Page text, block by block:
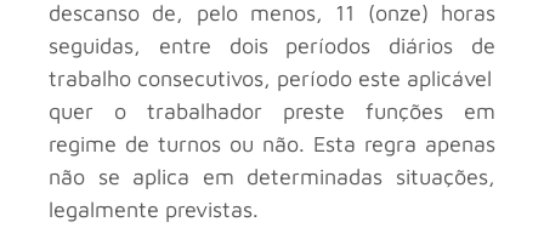
descanso de, pelo menos, 11 (onze) horas
seguidas, entre dois períodos diários de
trabalho consecutivos, período este aplicável
quer o trabalhador preste funções em
regime de turnos ou não. Esta regra apenas
não se aplica em determinadas situações,
legalmente previstas.